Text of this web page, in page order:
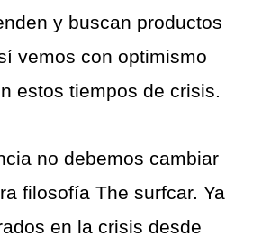
y buscan productos
vemos con optimismo
estos tiempos de crisis.
no debemos cambiar
filosofía The surfcar. Ya
en la crisis desde